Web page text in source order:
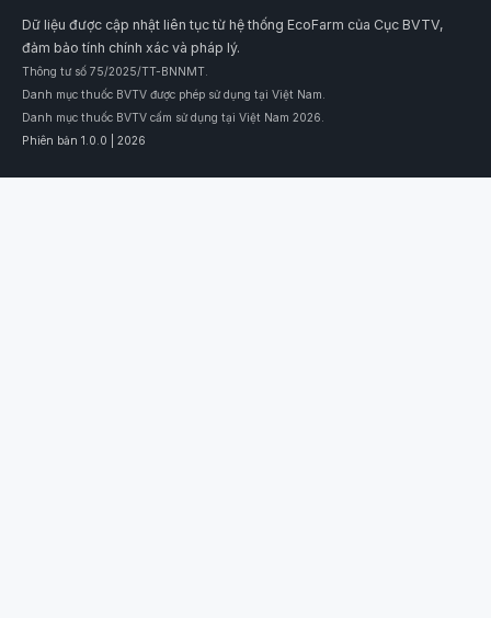
Dữ liệu được cập nhật liên tục từ hệ thống EcoFarm của Cục BVTV,
đảm bảo tính chính xác và pháp lý.
Thông tư số 75/2025/TT-BNNMT.
Danh mục thuốc BVTV được phép sử dụng tại Việt Nam.
Danh mục thuốc BVTV cấm sử dụng tại Việt Nam 2026.
Phiên bản 1.0.0 | 2026